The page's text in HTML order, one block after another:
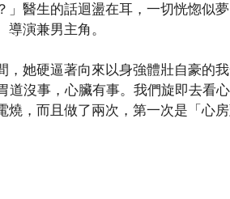
醫生的話迴盪在耳，一切恍惚似
演兼男主角。
她硬逼著向來以身強體壯自豪的
沒事，心臟有事。我們旋即去看
，而且做了兩次，第一次是「心